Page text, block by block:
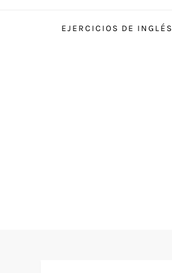
EJERCICIOS DE INGLÉS